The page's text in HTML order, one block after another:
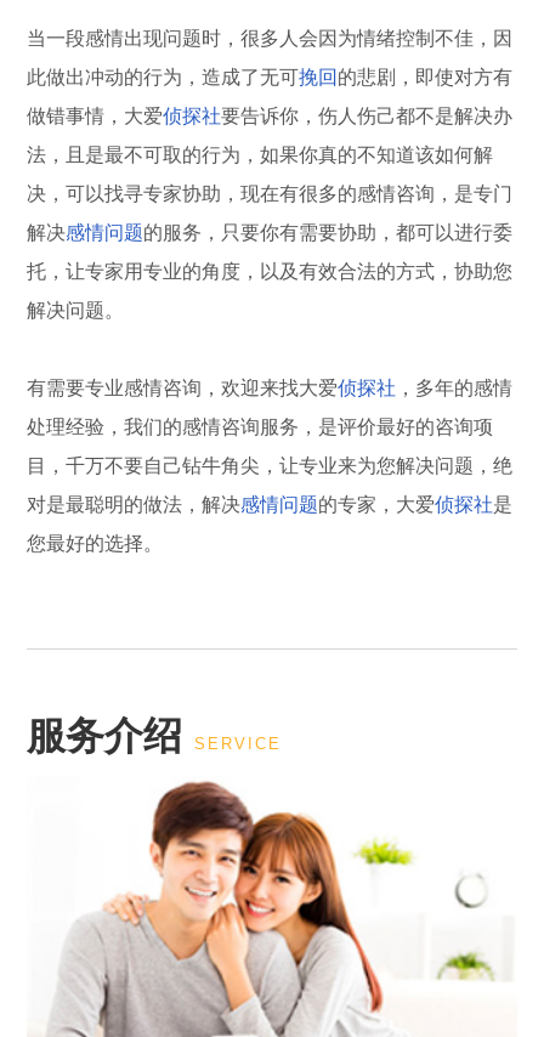
当一段感情出现问题时，很多人会因为情绪控制不佳，因
此做出冲动的行为，造成了无可挽回 的悲剧，即使对方有
做错事情，大爱侦探社要告诉你，伤人伤己都不是解决办
法，且是最不可取的行为，如果你真的不知道该如何解
决，可以找寻专家协助，现在有很多的感情咨询，是专门
解决感情问题的服务，只要你有需要协助，都可以进行委
托，让专家用专业的角度，以及有效合法的方式，协助您
解决问题。
有需要专业感情咨询，欢迎来找大爱侦探社 ，多年的感情
处理经验，我们的感情咨询服务，是评价最好的咨询项
目，千万不要自己钻牛角尖，让专业来为您解决问题，绝
对是最聪明的做法，解决感情问题的专家，大爱侦探社是
您最好的选择。
服务介绍 SERVICE